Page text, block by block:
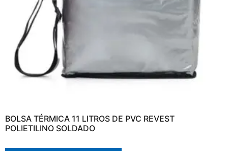
BOLSA TÉRMICA 11 LITROS DE PVC REVEST
POLIETILINO SOLDADO